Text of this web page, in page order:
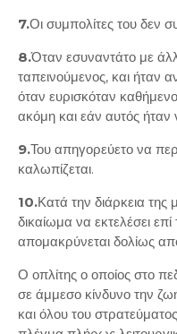
7.Οι συμπολίτες του δεν
8.Όταν εσυναντάτο με
ταπεινούμενος, και ήταν
όταν ευρισκόταν
ακόμη και εάν αυτός ήταν
9.Του απηγορεύετο να
καλωπίζεται.
10.Κατά την διάρκεια της
δικαίωμα να εκτελέσει
απομακρύνεται δολίως
Ο οπλίτης ο οποίος στο
σε άμμεσο κίνδυνο την
και όλου του